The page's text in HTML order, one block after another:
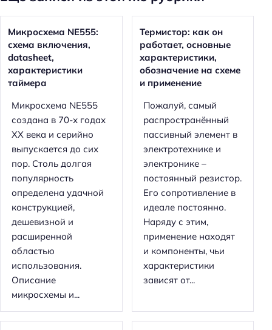
Микросхема NE555:
схема включения,
datasheet,
характеристики
таймера
Микросхема NE555
создана в 70-х годах
XX века и серийно
выпускается до сих
пор. Столь долгая
популярность
определена удачной
конструкцией,
дешевизной и
расширенной
областью
использования.
Описание
микросхемы и...
Термистор: как он
работает, основные
характеристики,
обозначение на схеме
и применение
Пожалуй, самый
распространённый
пассивный элемент в
электротехнике и
электронике –
постоянный резистор.
Его сопротивление в
идеале постоянно.
Наряду с этим,
применение находят
и компоненты, чьи
характеристики
зависят от...